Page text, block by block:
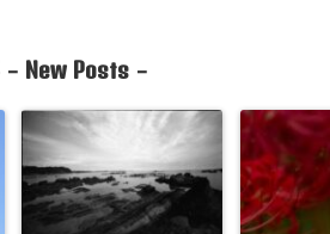
- New Posts -